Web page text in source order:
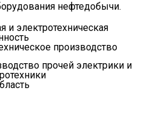
нефтедобычи.
и электротехническая
производство
прочей электрики и